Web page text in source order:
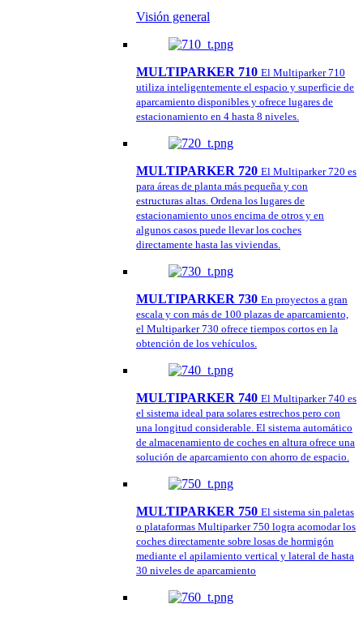
Visión general
MULTIPARKER 710 El Multiparker 710
utiliza inteligentemente el espacio y superficie de
aparcamiento disponibles y ofrece lugares de
estacionamiento en 4 hasta 8 niveles.
MULTIPARKER 720 El Multiparker 720 es
para áreas de planta más pequeña y con
estructuras altas. Ordena los lugares de
estacionamiento unos encima de otros y en
algunos casos puede llevar los coches
directamente hasta las viviendas.
MULTIPARKER 730 En proyectos a gran
escala y con más de 100 plazas de aparcamiento,
el Multiparker 730 ofrece tiempos cortos en la
obtención de los vehículos.
MULTIPARKER 740 El Multiparker 740 es
el sistema ideal para solares estrechos pero con
una longitud considerable. El sistema automático
de almacenamiento de coches en altura ofrece una
solución de aparcamiento con ahorro de espacio.
MULTIPARKER 750 El sistema sin paletas
o plataformas Multiparker 750 logra acomodar los
coches directamente sobre losas de hormigón
mediante el apilamiento vertical y lateral de hasta
30 niveles de aparcamiento